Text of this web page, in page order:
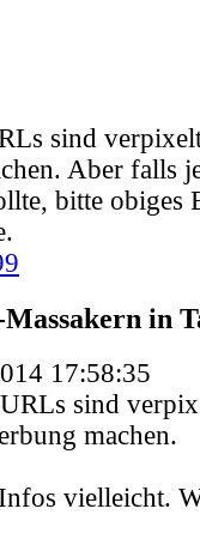
sind
Aber falls
bitte obiges
Massakern in
17:58:35
sind
machen.
vielleicht.